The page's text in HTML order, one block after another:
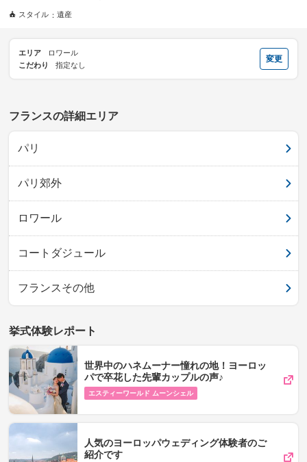
スタイル 遺産
エリア
ロワール
こだわり
指定なし
変更
フランスの詳細エリア
パリ
パリ郊外
ロワール
コートダジュール
フランスその他
挙式体験レポート
世界中のハネムーナー憧れの地！ヨーロッ
パで卒花した先輩カップルの声♪
エスティーワールド ムーンシェル
人気のヨーロッパウェディング体験者のご
紹介です